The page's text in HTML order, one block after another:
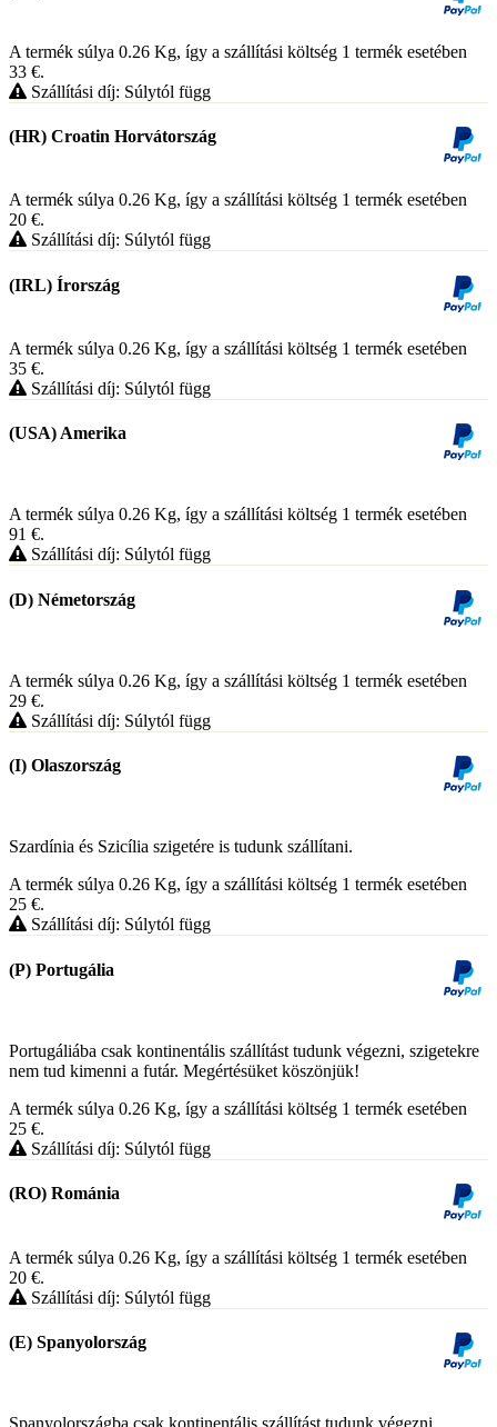
A termék súlya 0.26 Kg, így a szállítási költség 1 termék esetében
33 €.
Szállítási díj: Súlytól függ
(HR) Croatin Horvátország
A termék súlya 0.26 Kg, így a szállítási költség 1 termék esetében
20 €.
Szállítási díj: Súlytól függ
(IRL) Írország
A termék súlya 0.26 Kg, így a szállítási költség 1 termék esetében
35 €.
Szállítási díj: Súlytól függ
(USA) Amerika
A termék súlya 0.26 Kg, így a szállítási költség 1 termék esetében
91 €.
Szállítási díj: Súlytól függ
(D) Németország
A termék súlya 0.26 Kg, így a szállítási költség 1 termék esetében
29 €.
Szállítási díj: Súlytól függ
(I) Olaszország
Szardínia és Szicília szigetére is tudunk szállítani.
A termék súlya 0.26 Kg, így a szállítási költség 1 termék esetében
25 €.
Szállítási díj: Súlytól függ
(P) Portugália
Portugáliába csak kontinentális szállítást tudunk végezni, szigetekre
nem tud kimenni a futár. Megértésüket köszönjük!
A termék súlya 0.26 Kg, így a szállítási költség 1 termék esetében
25 €.
Szállítási díj: Súlytól függ
(RO) Románia
A termék súlya 0.26 Kg, így a szállítási költség 1 termék esetében
20 €.
Szállítási díj: Súlytól függ
(E) Spanyolország
Spanyolországba csak kontinentális szállítást tudunk végezni,